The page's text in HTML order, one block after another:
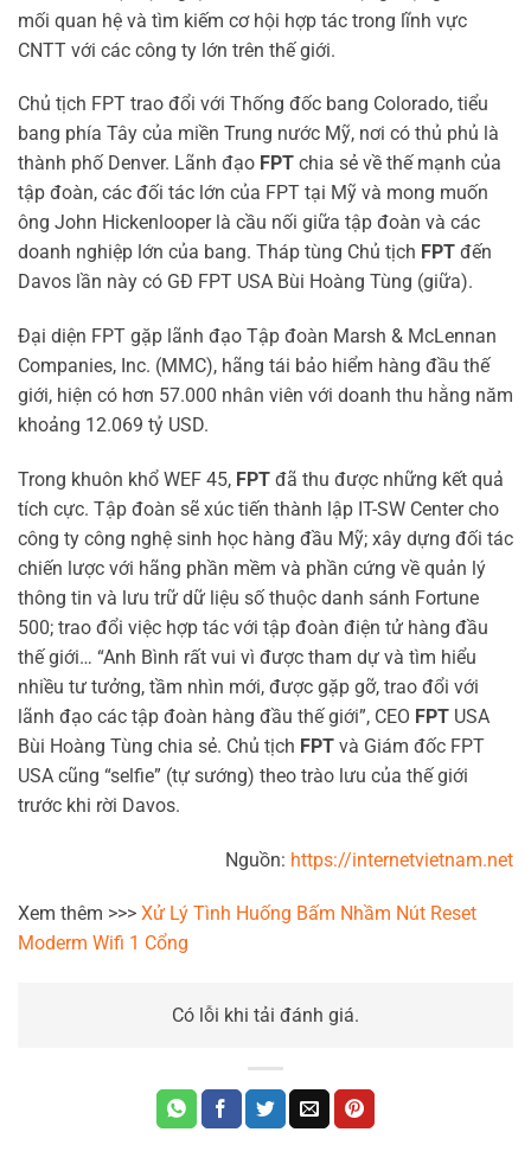
mối quan hệ và tìm kiếm cơ hội hợp tác trong lĩnh vực
CNTT với các công ty lớn trên thế giới.
Chủ tịch FPT trao đổi với Thống đốc bang Colorado, tiểu
bang phía Tây của miền Trung nước Mỹ, nơi có thủ phủ là
thành phố Denver. Lãnh đạo FPT chia sẻ về thế mạnh của
tập đoàn, các đối tác lớn của FPT tại Mỹ và mong muốn
ông John Hickenlooper là cầu nối giữa tập đoàn và các
doanh nghiệp lớn của bang. Tháp tùng Chủ tịch FPT đến
Davos lần này có GĐ FPT USA Bùi Hoàng Tùng (giữa).
Đại diện FPT gặp lãnh đạo Tập đoàn Marsh & McLennan
Companies, Inc. (MMC), hãng tái bảo hiểm hàng đầu thế
giới, hiện có hơn 57.000 nhân viên với doanh thu hằng năm
khoảng 12.069 tỷ USD.
Trong khuôn khổ WEF 45, FPT đã thu được những kết quả
tích cực. Tập đoàn sẽ xúc tiến thành lập IT-SW Center cho
công ty công nghệ sinh học hàng đầu Mỹ; xây dựng đối tác
chiến lược với hãng phần mềm và phần cứng về quản lý
thông tin và lưu trữ dữ liệu số thuộc danh sánh Fortune
500; trao đổi việc hợp tác với tập đoàn điện tử hàng đầu
thế giới… “Anh Bình rất vui vì được tham dự và tìm hiểu
nhiều tư tưởng, tầm nhìn mới, được gặp gỡ, trao đổi với
lãnh đạo các tập đoàn hàng đầu thế giới”, CEO FPT USA
Bùi Hoàng Tùng chia sẻ. Chủ tịch FPT và Giám đốc FPT
USA cũng “selfie” (tự sướng) theo trào lưu của thế giới
trước khi rời Davos.
Nguồn: https://internetvietnam.net
Xem thêm >>> Xử Lý Tình Huống Bấm Nhầm Nút Reset
Moderm Wifi 1 Cổng
Có lỗi khi tải đánh giá.